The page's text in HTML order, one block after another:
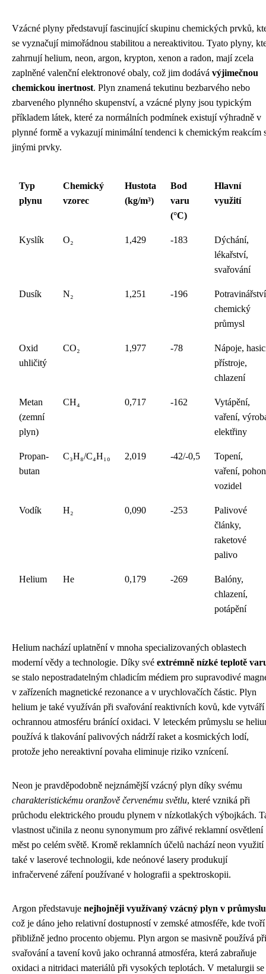
Vzácné plyny představují fascinující skupinu chemických prvků,
se vyznačují mimořádnou stabilitou a nereaktivitou. Tyato plyny,
zahrnují helium, neon, argon, krypton, xenon a radon, mají zcela
zaplněné valenční elektronové obaly, což jim dodává výjimečnou
chemickou inertnost. Plyn znamená tekutinu bezbarvého nebo
zbarveného plynného skupenství, a vzácné plyny jsou typickým
příkladem látek, které za normálních podmínek existují výhradně v
plynné formě a vykazují minimální tendenci k chemickým reakcím
jinými prvky.
Typ
plynu
Chemický
vzorec
Hustota
(kg/m³)
Bod
varu
(°C)
Hlavní
využití
Kyslík O₂ 1,429 -183
Dýchání,
lékařství,
svařování
Dusík N₂ 1,251 -196
chemický
průmysl
Oxid
uhličitý
CO₂ 1,977 -78
Nápoje,
přístroje,
chlazení
Metan
(zemní
plyn)
CH₄ 0,717 -162
Vytápění,
vaření,
elektřiny
Propan-
butan
C₃H₈/C₄H₁₀ 2,019 -42/-0,5
Topení,
vaření, pohon
vozidel
Vodík H₂ 0,090 -253
Palivové
články,
raketové
palivo
Helium He 0,179 -269
Balóny,
chlazení,
potápění
Helium nachází uplatnění v mnoha specializovaných oblastech
moderní vědy a technologie. Díky své extrémně nízké teplotě
se stalo nepostradatelným chladicím médiem pro supravodivé
v zařízeních magnetické rezonance a v urychlovačích částic. Plyn
helium je také využíván při svařování reaktivních kovů, kde vytváří
ochrannou atmosféru bránící oxidaci. V leteckém průmyslu se
používá k tlakování palivových nádrží raket a kosmických lodí,
protože jeho nereaktivní povaha eliminuje riziko vznícení.
Neon je pravděpodobně nejznámější vzácný plyn díky svému
charakteristickému oranžově červenému světlu, které vzniká při
průchodu elektrického proudu plynem v nízkotlakých výbojkách.
vlastnost učinila z neonu synonymum pro zářivé reklamní osvětlení
měst po celém světě. Kromě reklamních účelů nachází neon využití
také v laserové technologii, kde neónové lasery produkují
infračervené záření používané v holografii a spektroskopii.
Argon představuje nejhojněji využívaný vzácný plyn v průmyslu
což je dáno jeho relativní dostupností v zemské atmosféře, kde tvoří
přibližně jedno procento objemu. Plyn argon se masivně používá při
svařování a tavení kovů jako ochranná atmosféra, která zabraňuje
oxidaci a nitridaci materiálů při vysokých teplotách. V metalurgii se